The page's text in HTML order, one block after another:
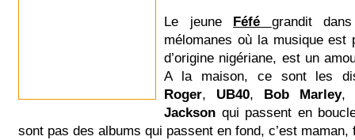
Le jeune Féfé grandit
mélomanes où la musique est
d’origine nigériane, est un
A la maison, ce sont les
Roger, UB40, Bob Marley,
Jackson qui passent en
sont pas des albums qui passent en fond, c’est